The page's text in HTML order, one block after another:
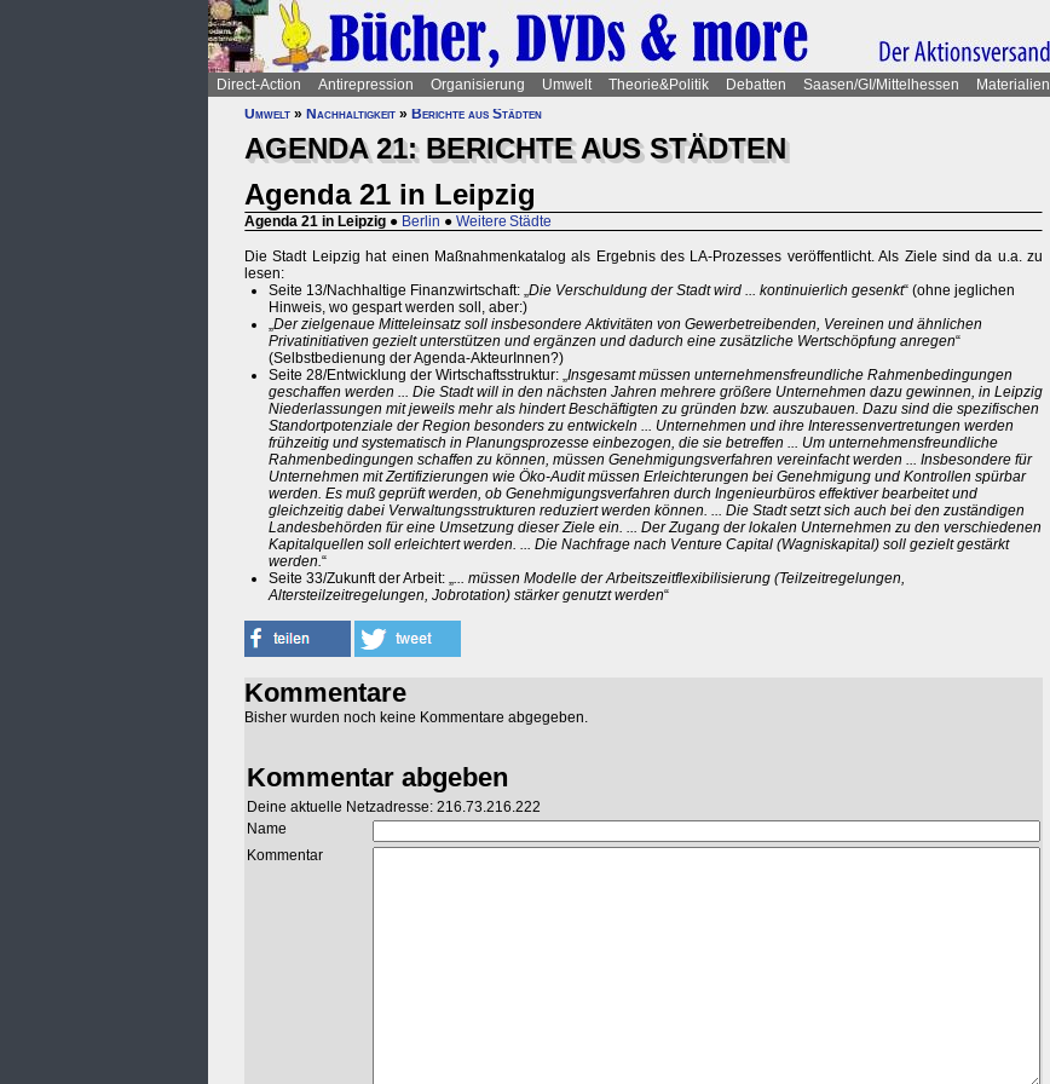
Direct-Action Antirepression Organisierung Umwelt Theorie&Politik Debatten Saasen/GI/Mittelhessen Materialien
Umwelt » Nachhaltigkeit » Berichte aus Städten
AGENDA 21: BERICHTE AUS STÄDTEN
Agenda 21 in Leipzig
Agenda 21 in Leipzig ● Berlin ● Weitere Städte
Die Stadt Leipzig hat einen Maßnahmenkatalog als Ergebnis des LA-Prozesses veröffentlicht. Als Ziele sind da u.a. zu
lesen:
Seite 13/Nachhaltige Finanzwirtschaft: „Die Verschuldung der Stadt wird ... kontinuierlich gesenkt“ (ohne jeglichen
Hinweis, wo gespart werden soll, aber:)
„Der zielgenaue Mitteleinsatz soll insbesondere Aktivitäten von Gewerbetreibenden, Vereinen und ähnlichen
Privatinitiativen gezielt unterstützen und ergänzen und dadurch eine zusätzliche Wertschöpfung anregen“
(Selbstbedienung der Agenda-AkteurInnen?)
Seite 28/Entwicklung der Wirtschaftsstruktur: „Insgesamt müssen unternehmensfreundliche Rahmenbedingungen
geschaffen werden ... Die Stadt will in den nächsten Jahren mehrere größere Unternehmen dazu gewinnen, in Leipzig
Niederlassungen mit jeweils mehr als hindert Beschäftigten zu gründen bzw. auszubauen. Dazu sind die spezifischen
Standortpotenziale der Region besonders zu entwickeln ... Unternehmen und ihre Interessenvertretungen werden
frühzeitig und systematisch in Planungsprozesse einbezogen, die sie betreffen ... Um unternehmensfreundliche
Rahmenbedingungen schaffen zu können, müssen Genehmigungsverfahren vereinfacht werden ... Insbesondere für
Unternehmen mit Zertifizierungen wie Öko-Audit müssen Erleichterungen bei Genehmigung und Kontrollen spürbar
werden. Es muß geprüft werden, ob Genehmigungsverfahren durch Ingenieurbüros effektiver bearbeitet und
gleichzeitig dabei Verwaltungsstrukturen reduziert werden können. ... Die Stadt setzt sich auch bei den zuständigen
Landesbehörden für eine Umsetzung dieser Ziele ein. ... Der Zugang der lokalen Unternehmen zu den verschiedenen
Kapitalquellen soll erleichtert werden. ... Die Nachfrage nach Venture Capital (Wagniskapital) soll gezielt gestärkt
werden.“
Seite 33/Zukunft der Arbeit: „... müssen Modelle der Arbeitszeitflexibilisierung (Teilzeitregelungen,
Altersteilzeitregelungen, Jobrotation) stärker genutzt werden“
Kommentare
Bisher wurden noch keine Kommentare abgegeben.
Kommentar abgeben
Deine aktuelle Netzadresse: 216.73.216.222
Name
Kommentar